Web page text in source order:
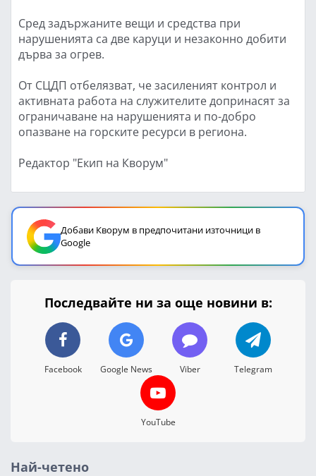
Сред задържаните вещи и средства при
нарушенията са две каруци и незаконно добити
дърва за огрев.
От СЦДП отбелязват, че засиленият контрол и
активната работа на служителите допринасят за
ограничаване на нарушенията и по-добро
опазване на горските ресурси в региона.
Редактор "Екип на Кворум"
Добави Кворум в предпочитани източници в
Google
Последвайте ни за още новини в:
Facebook Google News Viber Telegram
YouTube
Най-четено